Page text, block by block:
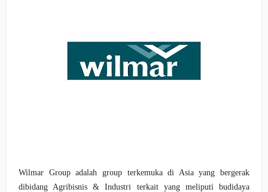
Wilmar Group adalah group terkemuka di Asia yang bergerak
dibidang Agribisnis & Industri terkait yang meliputi budidaya